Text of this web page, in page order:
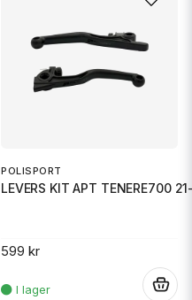
POLISPORT
LEVERS KIT APT TENERE700
599 kr